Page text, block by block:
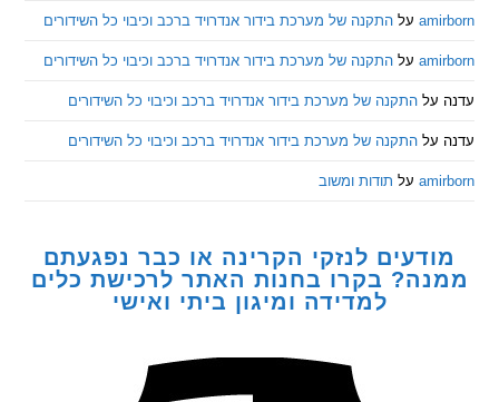
עלהתקנה של מערכת בידור אנדרויד ברכב וכיבוי כל השידורים
עלהתקנה של מערכת בידור אנדרויד ברכב וכיבוי כל השידורים
התקנה של מערכת בידור אנדרויד ברכב וכיבוי כל השידורים
התקנה של מערכת בידור אנדרויד ברכב וכיבוי כל השידורים
עלתודות ומשוב
לנזקי הקרינה או כבר נפגעתם
בקרו בחנות האתר לרכישת כלים
למדידה ומיגון ביתי ואישי